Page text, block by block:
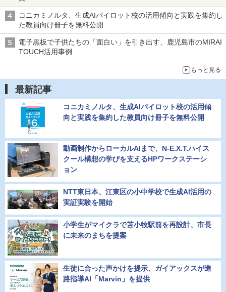
コニカミノルタ、生成AIパイロット校の活用傾向と実践を集約し
た教員向け冊子を無料公開
電子黒板で子供たちの「面白い」を引き出す、鹿児島市のMIRAI
TOUCH活用事例
もっと見る
最新記事
コニカミノルタ、生成AIパイロット校の活用傾
向と実践を集約した教員向け冊子を無料公開
動画制作からローカルAIまで、N-E.X.T.ハイス
クール構想の学びを支えるHPワークステーシ
ョン
NTT東日本、江東区の小中学校で生成AI活用の
実証実験を開始
小学生がマイクラで苫小牧駅前を再設計、市長
に未来のまちを提案
生徒に合った声かけを提示、ガイアックスが進
路指導AI「Marvin」を提供